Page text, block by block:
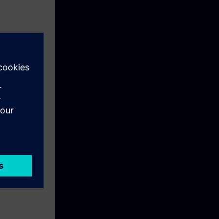
hintaan